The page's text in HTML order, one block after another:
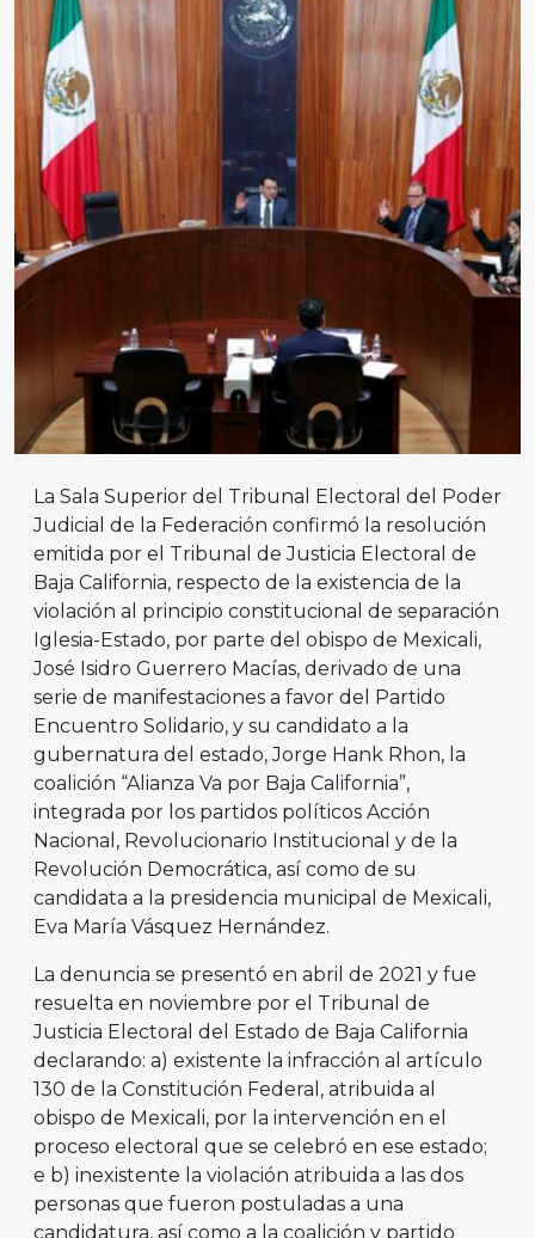
La Sala Superior del Tribunal Electoral del Poder
Judicial de la Federación confirmó la resolución
emitida por el Tribunal de Justicia Electoral de
Baja California, respecto de la existencia de la
violación al principio constitucional de separación
Iglesia-Estado, por parte del obispo de Mexicali,
José Isidro Guerrero Macías, derivado de una
serie de manifestaciones a favor del Partido
Encuentro Solidario, y su candidato a la
gubernatura del estado, Jorge Hank Rhon, la
coalición “Alianza Va por Baja California”,
integrada por los partidos políticos Acción
Nacional, Revolucionario Institucional y de la
Revolución Democrática, así como de su
candidata a la presidencia municipal de Mexicali,
Eva María Vásquez Hernández.
La denuncia se presentó en abril de 2021 y fue
resuelta en noviembre por el Tribunal de
Justicia Electoral del Estado de Baja California
declarando: a) existente la infracción al artículo
130 de la Constitución Federal, atribuida al
obispo de Mexicali, por la intervención en el
proceso electoral que se celebró en ese estado;
e b) inexistente la violación atribuida a las dos
personas que fueron postuladas a una
candidatura, así como a la coalición y partido